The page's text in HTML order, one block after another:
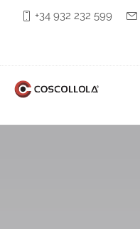
+34 932 232 599